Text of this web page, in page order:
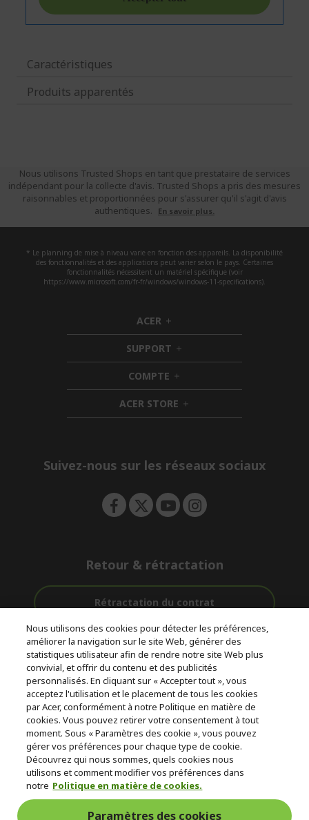
Caractéristiques
Produits apparentés
Nous utilisons Trusted Shops en tant que prestataire de services
indépendant pour la collecte d'avis. Trusted Shops a pris des mesures
raisonnables et proportionnées pour s'assurer qu'il s'agit d'avis
authentiques.
En savoir plus.
* Le planning de mise à niveau varie en fonction des appareils. La disponibilité
des fonctionnalités et des applications peut varier selon le pays. Certaines
fonctionnalités nécessitent un matériel spécifique (voir
https://www.microsoft.com/fr-fr/windows/windows-11-specifications).
ACER h
i
d
d
e
n
SUPPORT h
i
d
d
e
n
COMPTE h
i
d
d
ACER STORE h
i
e
Suivez-nous sur les réseaux sociaux
Retour & rétractation
Rétractation du contrat
Livraison
Gratuite
Accompagnement
avant et après-
vente
Avec 0%
D'intérêt
© 2026 Acer Inc.
CPYou BV est le revendeur et marchand agréé pour les produits et
services proposés au sein de ce magasin.
France Metropolitaine
Nous utilisons des cookies pour détecter les préférences,
améliorer la navigation sur le site Web, générer des
statistiques utilisateur afin de rendre notre site Web plus
convivial, et offrir du contenu et des publicités
personnalisés. En cliquant sur « Accepter tout », vous
acceptez l'utilisation et le placement de tous les cookies
par Acer, conformément à notre Politique en matière de
cookies. Vous pouvez retirer votre consentement à tout
moment. Sous « Paramètres des cookie », vous pouvez
gérer vos préférences pour chaque type de cookie.
Découvrez qui nous sommes, quels cookies nous
utilisons et comment modifier vos préférences dans
notre Politique en matière de cookies.
Paramètres des cookies